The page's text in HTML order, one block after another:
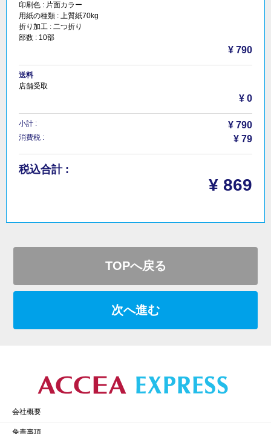
印刷色 : 片面カラー
用紙の種類 : 上質紙70kg
折り加工 : 二つ折り
部数 : 10部
¥ 790
送料
店舗受取
¥ 0
小計 : ¥ 790
消費税 : ¥ 79
税込合計 :
¥ 869
TOPへ戻る
次へ進む
会社概要
免責事項